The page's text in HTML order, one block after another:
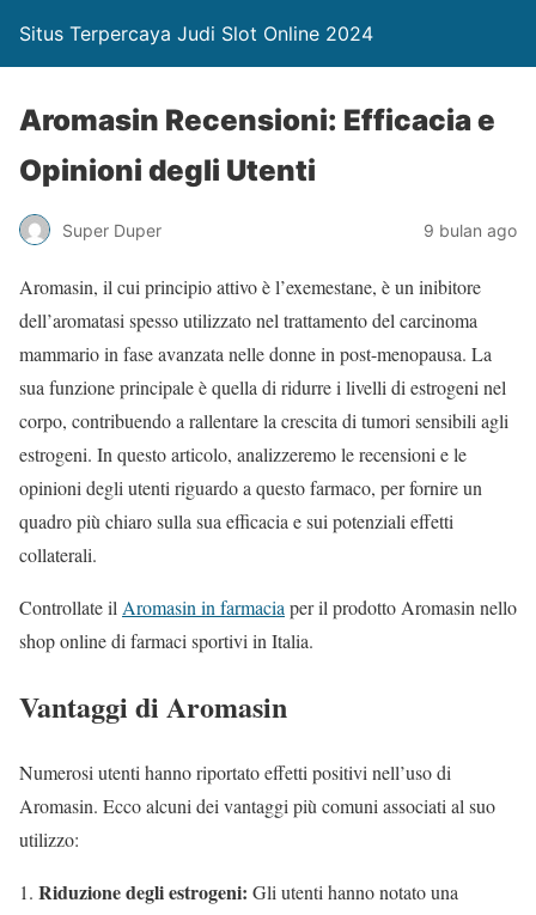
Situs Terpercaya Judi Slot Online 2024
Aromasin Recensioni: Efficacia e
Opinioni degli Utenti
Super Duper 9 bulan ago
Aromasin, il cui principio attivo è l’exemestane, è un inibitore
dell’aromatasi spesso utilizzato nel trattamento del carcinoma
mammario in fase avanzata nelle donne in post-menopausa. La
sua funzione principale è quella di ridurre i livelli di estrogeni nel
corpo, contribuendo a rallentare la crescita di tumori sensibili agli
estrogeni. In questo articolo, analizzeremo le recensioni e le
opinioni degli utenti riguardo a questo farmaco, per fornire un
quadro più chiaro sulla sua efficacia e sui potenziali effetti
collaterali.
Controllate il Aromasin in farmacia per il prodotto Aromasin nello
shop online di farmaci sportivi in Italia.
Vantaggi di Aromasin
Numerosi utenti hanno riportato effetti positivi nell’uso di
Aromasin. Ecco alcuni dei vantaggi più comuni associati al suo
utilizzo:
Riduzione degli estrogeni: Gli utenti hanno notato una